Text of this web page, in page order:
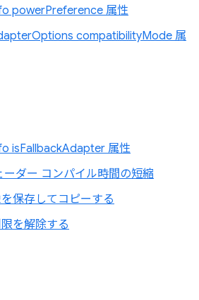
powerPreference 属性
compatibilityMode 属
isFallbackAdapter 属性
ーダー コンパイル時間の短縮
保存してコピーする
を解除する